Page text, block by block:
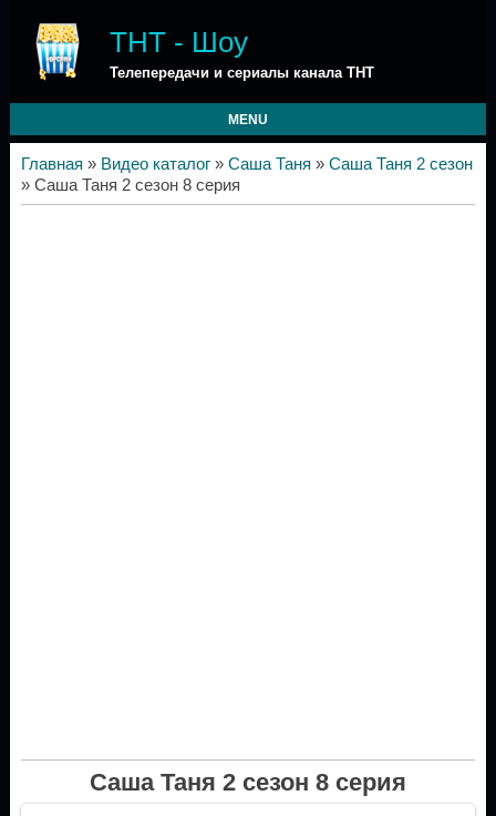
ТНТ - Шоу
Телепередачи и сериалы канала ТНТ
MENU
Главная » Видео каталог» Саша Таня » Саша Таня 2 сезон
» Саша Таня 2 сезон 8 серия
Саша Таня 2 сезон 8 серия